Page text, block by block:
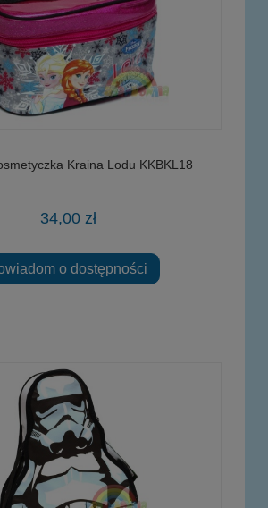
Kraina Lodu KKBKL18
34,00 zł
o dostępności